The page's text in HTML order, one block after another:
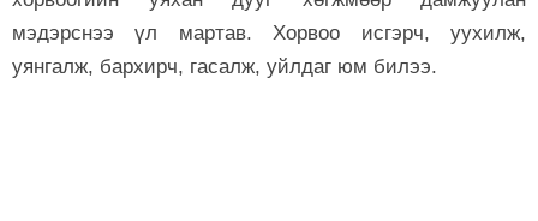
мэдэрснээ үл мартав. Хорвоо исгэрч, уухилж,
уянгалж, бархирч, гасалж, уйлдаг юм билээ.